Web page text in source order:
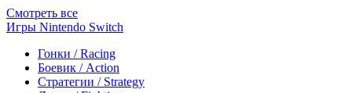
Смотреть все
Игры Nintendo Switch
Гонки / Racing
Боевик / Action
Стратегии / Strategy